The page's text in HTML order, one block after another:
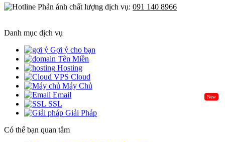
Phản ánh chất lượng dịch vụ: 091 140 8966
Danh mục dịch vụ
Gợi ý cho bạn
Tên Miền
Hosting
Cloud
Máy Chủ
New
Email
SSL
Giải Pháp
Có thể bạn quan tâm